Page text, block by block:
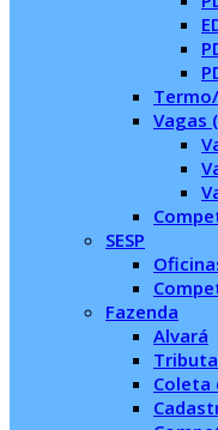
Vagas
SESP
Fazenda
Alvará
Coleta